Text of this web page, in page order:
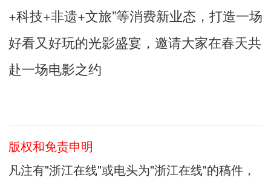
+科技+非遗+文旅”等消费新业态，打造一场
好看又好玩的光影盛宴，邀请大家在春天共
赴一场电影之约
版权和免责申明
凡注有"浙江在线"或电头为"浙江在线"的稿件，